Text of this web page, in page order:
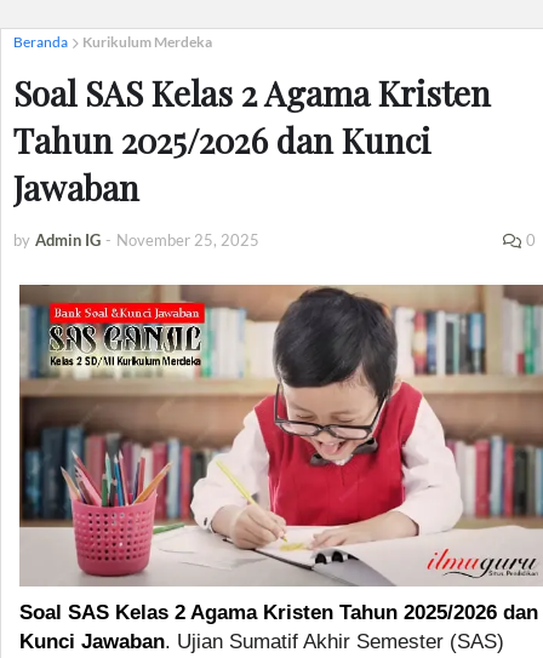
Beranda Kurikulum Merdeka
Soal SAS Kelas 2 Agama Kristen
Tahun 2025/2026 dan Kunci
Jawaban
by Admin IG - November 25, 2025 0
Soal SAS Kelas 2 Agama Kristen Tahun 2025/2026 dan
Kunci Jawaban. Ujian Sumatif Akhir Semester (SAS)